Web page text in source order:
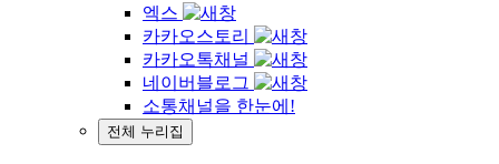
엑스
카카오스토리
카카오톡채널
네이버블로그
소통채널을 한눈에!
전체 누리집